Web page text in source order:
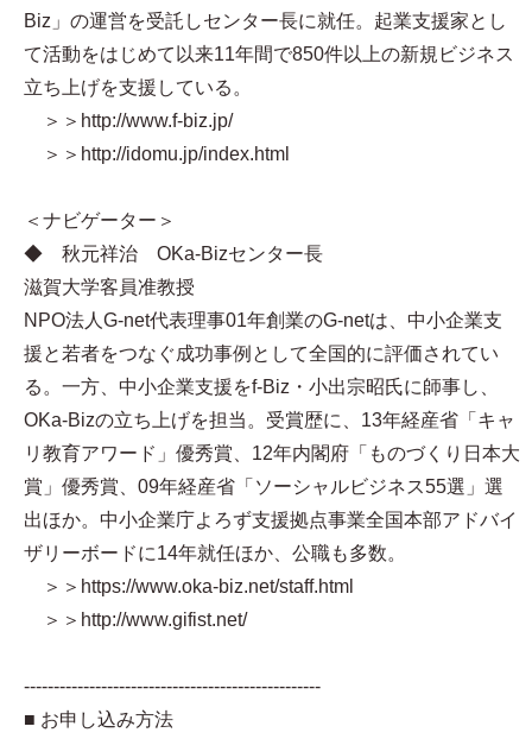
Biz」の運営を受託しセンター長に就任。起業支援家とし
て活動をはじめて以来11年間で850件以上の新規ビジネス
立ち上げを支援している。
＞＞http://www.f-biz.jp/
＞＞http://idomu.jp/index.html
＜ナビゲーター＞
◆ 秋元祥治 OKa-Bizセンター長
滋賀大学客員准教授
NPO法人G-net代表理事01年創業のG-netは、中小企業支
援と若者をつなぐ成功事例として全国的に評価されてい
る。一方、中小企業支援をf-Biz・小出宗昭氏に師事し、
OKa-Bizの立ち上げを担当。受賞歴に、13年経産省「キャ
リ教育アワード」優秀賞、12年内閣府「ものづくり日本大
賞」優秀賞、09年経産省「ソーシャルビジネス55選」選
出ほか。中小企業庁よろず支援拠点事業全国本部アドバイ
ザリーボードに14年就任ほか、公職も多数。
＞＞https://www.oka-biz.net/staff.html
＞＞http://www.gifist.net/
--------------------------------------------------
■ お申し込み方法